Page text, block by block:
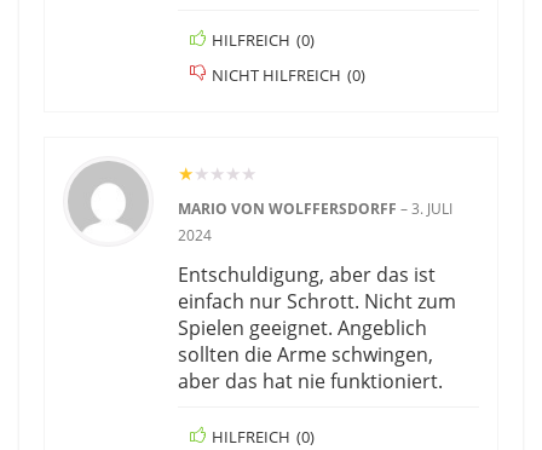
HILFREICH (0)
NICHT HILFREICH (0)
★★ ★ ★ ★
MARIO VON WOLFFERSDORFF –3. JULI
2024
Entschuldigung, aber das ist
einfach nur Schrott. Nicht zum
Spielen geeignet. Angeblich
sollten die Arme schwingen,
aber das hat nie funktioniert.
HILFREICH (0)